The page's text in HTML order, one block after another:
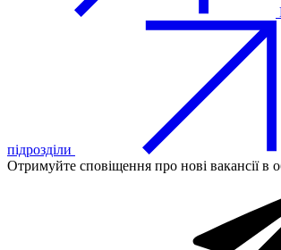
підрозділи
Отримуйте сповіщення про нові вакансії в